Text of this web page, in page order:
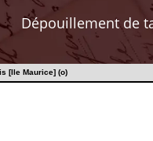
Dépouillement de
[Ile Maurice] (o)